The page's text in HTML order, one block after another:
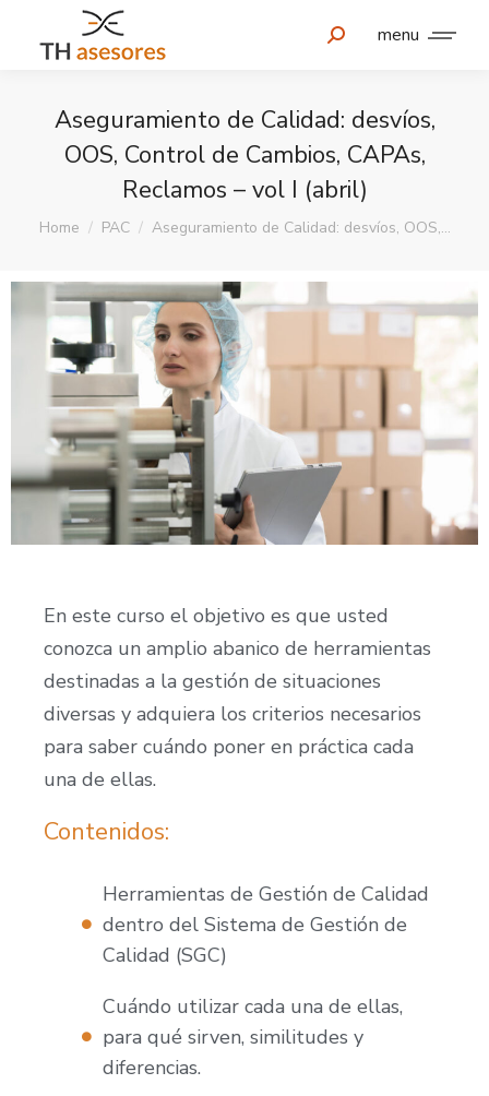
menu
Aseguramiento de Calidad: desvíos,
OOS, Control de Cambios, CAPAs,
Reclamos – vol I (abril)
You are here:
Home PAC Aseguramiento de Calidad: desvíos, OOS,…
En este curso el objetivo es que usted
conozca un amplio abanico de herramientas
destinadas a la gestión de situaciones
diversas y adquiera los criterios necesarios
para saber cuándo poner en práctica cada
una de ellas.
Contenidos:
Herramientas de Gestión de Calidad
dentro del Sistema de Gestión de
Calidad (SGC)
Cuándo utilizar cada una de ellas,
para qué sirven, similitudes y
diferencias.